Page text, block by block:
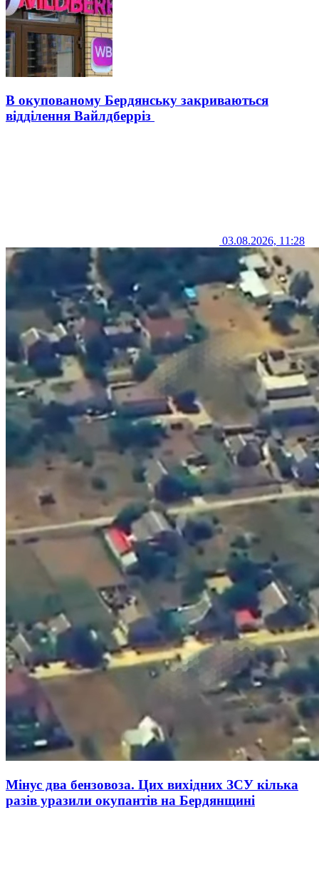
В окупованому Бердянську закриваються
відділення Вайлдберріз
03.08.2026, 11:28
Мінус два бензовоза. Цих вихідних ЗСУ кілька
разів уразили окупантів на Бердянщині